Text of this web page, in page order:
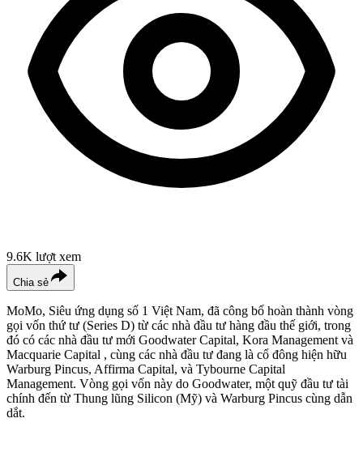
9.6K lượt xem
Chia sẻ
MoMo, Siêu ứng dụng số 1 Việt Nam, đã công bố hoàn thành vòng
gọi vốn thứ tư (Series D) từ các nhà đầu tư hàng đầu thế giới, trong
đó có các nhà đầu tư mới Goodwater Capital, Kora Management và
Macquarie Capital , cùng các nhà đầu tư đang là cổ đông hiện hữu
Warburg Pincus, Affirma Capital, và Tybourne Capital
Management. Vòng gọi vốn này do Goodwater, một quỹ đầu tư tài
chính đến từ Thung lũng Silicon (Mỹ) và Warburg Pincus cùng dẫn
dắt.